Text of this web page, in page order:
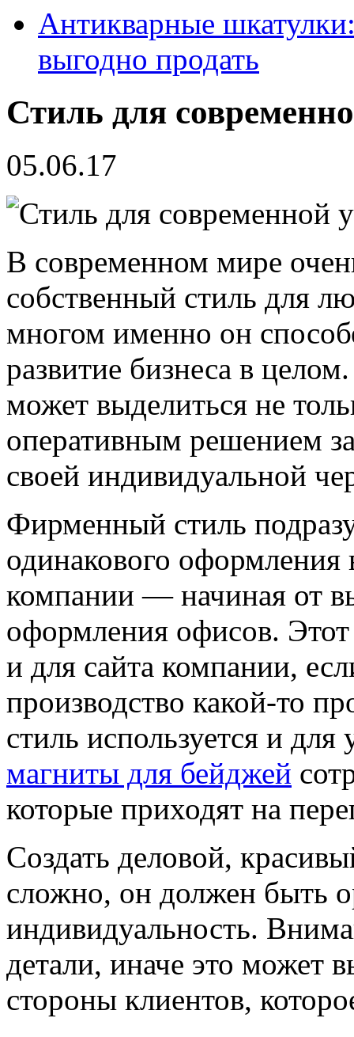
Антикварные
выгодно продать
Стиль для
05.06.17
В современном мире
собственный стиль для
многом именно он
развитие бизнеса в
может выделиться не
оперативным решением
своей индивидуальной
Фирменный стиль
одинакового
компании — начиная от
оформления офисов. Этот
и для сайта компании,
производство какой-то
стиль используется и
магниты для бейджей
которые приходят на
Создать деловой,
сложно, он должен быть
индивидуальность.
детали, иначе это может
стороны клиентов,